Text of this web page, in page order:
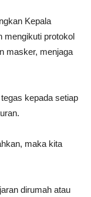
Kepala
mengikuti protokol
masker, menjaga
kepada setiap
maka kita
dirumah atau